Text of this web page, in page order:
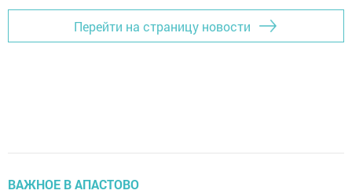
Перейти на страницу новости
ВАЖНОЕ В АПАСТОВО